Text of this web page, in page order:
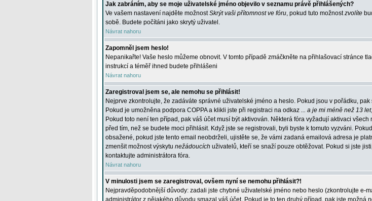
Jak zabráním, aby se moje uživatelské jméno objevilo v seznamu právě přihlášených?
Ve vašem nastavení najděte možnostSkrýt vaši přítomnost ve fóru, pokud tuto možnostzvolíte
sobě. Budete počítáni jako skrytý uživatel.
Návrat nahoru
Zapomněl jsem heslo!
Nepanikařte! Vaše heslo můžeme obnovit. V tomto případě zmáčkněte na přihlašovací stránce
instrukcí a téměř ihned budete přihlášeni
Návrat nahoru
Zaregistroval jsem se, ale nemohu se přihlásit!
Nejprve zkontrolujte, že zadáváte správné uživatelské jméno a heslo. Pokud jsou v pořádku,
Pokud je umožněna podpora COPPA a klikli jste při registraci na odkaz ... a je mi méně než 13 let
Pokud toto není ten případ, pak váš účet musí být aktivován. Některá fóra vyžadují aktivaci
před tím, než se budete moci přihlásit. Když jste se registrovali, byli byste k tomuto vyzváni.
obsažené, pokud jste tento email neobdrželi, ujistěte se, že vámi zadaná emailová adresa je
zmenšit možnost výskytu nežádoucích uživatelů, kteří se snaží pouze obtěžovat. Pokud si jste
kontaktujte administrátora fóra.
Návrat nahoru
V minulosti jsem se zaregistroval, ovšem nyní se nemohu přihlásit?!
Nejpravděpodobnější důvody: zadali jste chybné uživatelské jméno nebo heslo (zkontrolujte e-
administrátor z nějakého důvodu smazal váš účet. Pokud je to ten druhý případ, pak jste možná